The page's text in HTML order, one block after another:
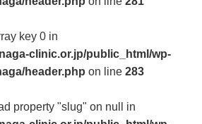
key 0 in
clinic.or.jp/public_html/wp-
header.php on line 283
property "slug" on null in